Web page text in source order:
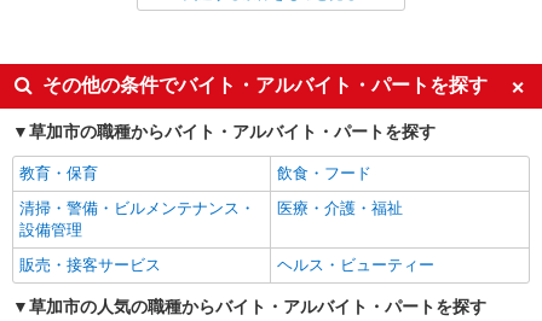
キープ
株式会社テクノ・サービス/お仕事No/0832028
布加工の作業補助
時給1400円交通費全額支給
埼玉県草加市 ＊バイク通勤OK
派遣社員
株式会社テクノ・サービス/お仕事No/0904800
同じ特徴から新田(埼玉)駅の求人を探す
履歴書不要
学歴不問
ブランクOK
日払い
週払い
禁煙・分煙
社会保険あり
社員登用あり
未経験歓迎
新卒・第二新卒歓迎
フリーター歓迎
その他の条件でバイト・アルバイト・パートを探す
草加市の職種からバイト・アルバイト・パートを探す
教育・保育
飲食・フード
清掃・警備・ビルメンテナンス・
設備管理
医療・介護・福祉
販売・接客サービス ヘルス・ビューティー
草加市の人気の職種からバイト・アルバイト・パートを探す